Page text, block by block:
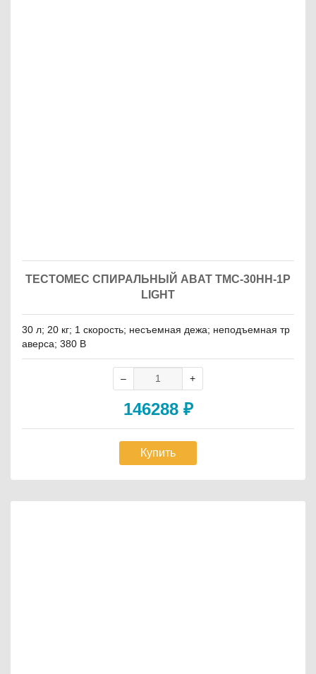
ТЕСТОМЕС СПИРАЛЬНЫЙ ABAT ТМС-30НН-1Р
LIGHT
30 л; 20 кг; 1 скорость; несъемная дежа; неподъемная тр
аверса; 380 В
146288 ₽
Купить